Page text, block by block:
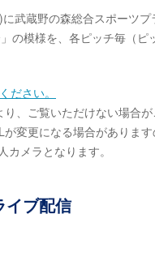
武蔵野の森総合スポーツ
の模様を、各ピッチ毎（
ださい。
、ご覧いただけない場合が
変更になる場合があります
メラとなります。
イブ配信